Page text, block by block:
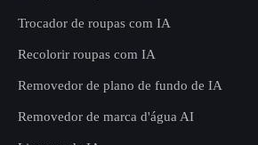
Trocador de roupas com IA
Recolorir roupas com IA
Removedor de plano de fundo de IA
Removedor de marca d'água AI